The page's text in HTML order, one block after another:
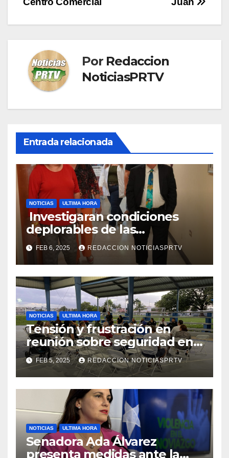
entradas
Por Redaccion
NoticiasPRTV
Entrada relacionada
NOTICIAS ULTIMA HORA
Investigaran condiciones
deplorables de las
facilidades el Departamento
de la Salud en Mayagüez
FEB 6, 2025 REDACCION NOTICIASPRTV
NOTICIAS ULTIMA HORA
Tensión y frustración en
reunión sobre seguridad en
Reparto Metropolitano
FEB 5, 2025 REDACCION NOTICIASPRTV
NOTICIAS ULTIMA HORA
Senadora Ada Álvarez
presenta medidas ante la